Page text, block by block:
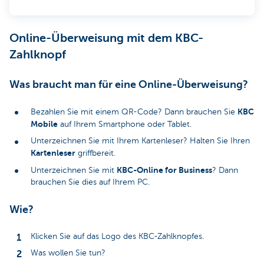
Online-Überweisung mit dem KBC-
Zahlknopf
Was braucht man für eine Online-Überweisung?
Bezahlen Sie mit einem QR-Code? Dann brauchen Sie KBC
Mobile auf Ihrem Smartphone oder Tablet.
Unterzeichnen Sie mit Ihrem Kartenleser? Halten Sie Ihren
Kartenleser griffbereit.
Unterzeichnen Sie mit KBC-Online for Business? Dann
brauchen Sie dies auf Ihrem PC.
Wie?
Klicken Sie auf das Logo des KBC-Zahlknopfes.
Was wollen Sie tun?​